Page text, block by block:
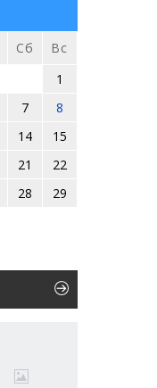
Сб
Вс
1
7
8
14
15
21
22
28
29